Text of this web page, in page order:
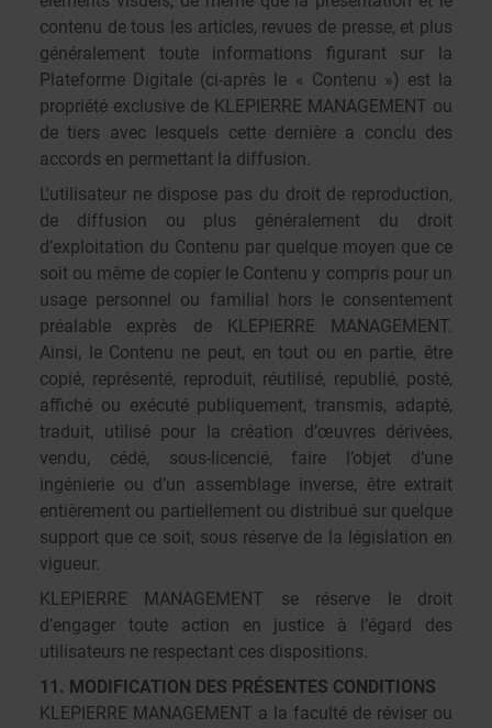
contenu de tous les articles, revues de presse, et plus
généralement toute informations figurant sur la
Plateforme Digitale (ci-après le « Contenu ») est la
propriété exclusive de KLEPIERRE MANAGEMENT ou
de tiers avec lesquels cette dernière a conclu des
accords en permettant la diffusion.
L'utilisateur ne dispose pas du droit de reproduction,
de diffusion ou plus généralement du droit
d’exploitation du Contenu par quelque moyen que ce
soit ou même de copier le Contenu y compris pour un
usage personnel ou familial hors le consentement
préalable exprès de KLEPIERRE MANAGEMENT.
Ainsi, le Contenu ne peut, en tout ou en partie, être
copié, représenté, reproduit, réutilisé, republié, posté,
affiché ou exécuté publiquement, transmis, adapté,
traduit, utilisé pour la création d’œuvres dérivées,
vendu, cédé, sous-licencié, faire l’objet d’une
ingénierie ou d’un assemblage inverse, être extrait
entièrement ou partiellement ou distribué sur quelque
support que ce soit, sous réserve de la législation en
vigueur.
KLEPIERRE MANAGEMENT se réserve le droit
d’engager toute action en justice à l’égard des
utilisateurs ne respectant ces dispositions.
11. MODIFICATION DES PRÉSENTES CONDITIONS
KLEPIERRE MANAGEMENT a la faculté de réviser ou